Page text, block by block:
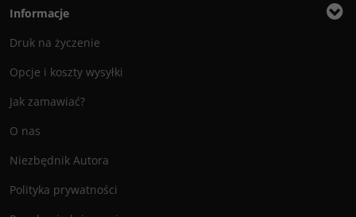
Informacje
Druk na życzenie
Opcje i koszty wysyłki
Jak zamawiać?
O nas
Niezbędnik Autora
Polityka prywatności